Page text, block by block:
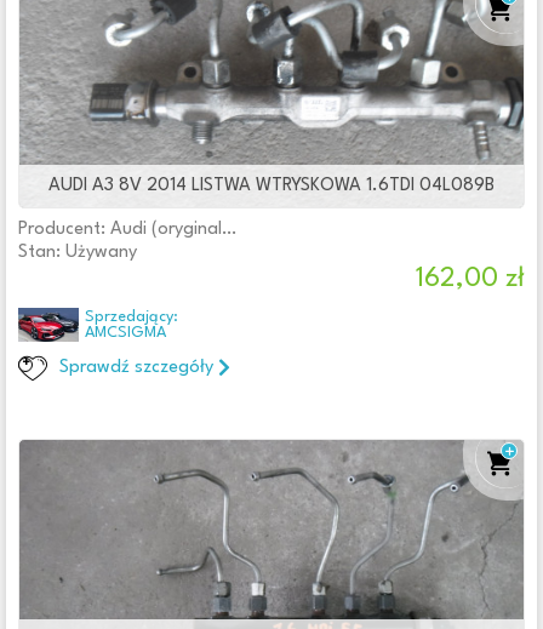
Regulatory ciśnienia paliwa
(6)
Rozdzielacze
Sterowniki
Uszczelki
Wlewy paliwa
(10)
Wtryskiwacze (41)
Zawory
Zestawy naprawcze
Województwo
AUDI A3 8V 2014 LISTWA WTRYSKOWA 1.6TDI 04L089B
Producent: Audi (oryginalne OE)
Stan: Używany
162,00 zł
Sprzedający:
AMCSIGMA
Sprawdź szczegóły